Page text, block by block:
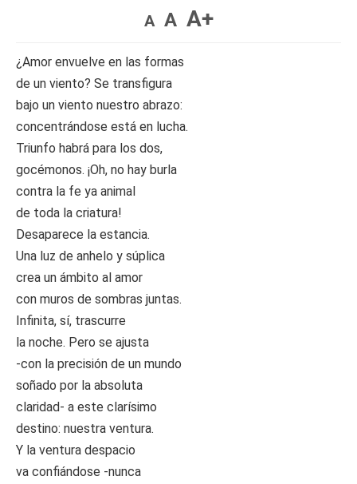
A A A+
¿Amor envuelve en las formas
de un viento? Se transfigura
bajo un viento nuestro abrazo:
concentrándose está en lucha.
Triunfo habrá para los dos,
gocémonos. ¡Oh, no hay burla
contra la fe ya animal
de toda la criatura!
Desaparece la estancia.
Una luz de anhelo y súplica
crea un ámbito al amor
con muros de sombras juntas.
Infinita, sí, trascurre
la noche. Pero se ajusta
-con la precisión de un mundo
soñado por la absoluta
claridad- a este clarísimo
destino: nuestra ventura.
Y la ventura despacio
va confiándose -nunca